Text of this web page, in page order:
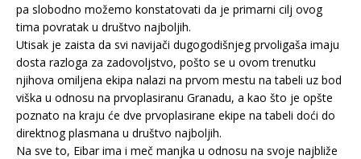
pa slobodno možemo konstatovati da je primarni cilj ovog
tima povratak u društvo najboljih.
Utisak je zaista da svi navijači dugogodišnjeg prvoligaša imaju
dosta razloga za zadovoljstvo, pošto se u ovom trenutku
njihova omiljena ekipa nalazi na prvom mestu na tabeli uz bod
viška u odnosu na prvoplasiranu Granadu, a kao što je opšte
poznato na kraju će dve prvoplasirane ekipe na tabeli doći do
direktnog plasmana u društvo najboljih.
Na sve to, Eibar ima i meč manjka u odnosu na svoje najbliže